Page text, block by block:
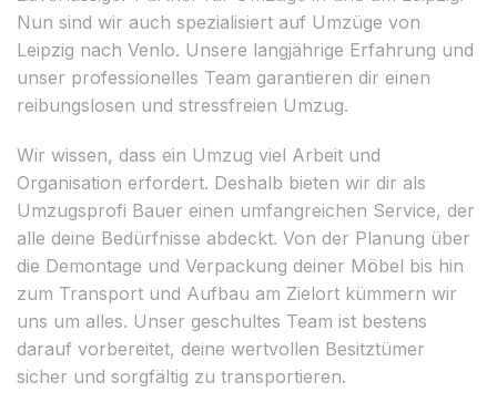
Nun sind wir auch spezialisiert auf Umzüge von
Leipzig nach Venlo. Unsere langjährige Erfahrung und
unser professionelles Team garantieren dir einen
reibungslosen und stressfreien Umzug.
Wir wissen, dass ein Umzug viel Arbeit und
Organisation erfordert. Deshalb bieten wir dir als
Umzugsprofi Bauer einen umfangreichen Service, der
alle deine Bedürfnisse abdeckt. Von der Planung über
die Demontage und Verpackung deiner Möbel bis hin
zum Transport und Aufbau am Zielort kümmern wir
uns um alles. Unser geschultes Team ist bestens
darauf vorbereitet, deine wertvollen Besitztümer
sicher und sorgfältig zu transportieren.